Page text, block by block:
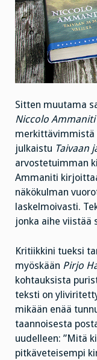
Sitten muutama
Niccolo Ammaniti
merkittävimmistä
julkaistu Taivaan
arvostetuimman
Ammaniti
näkökulman
laskelmoivasti.
jonka aihe viistää
Kritiikkini tueksi
myöskään Pirjo
kohtauksista
teksti on
mikään enää
taannoisesta
uudelleen: ”Mitä
pitkäveteisempi